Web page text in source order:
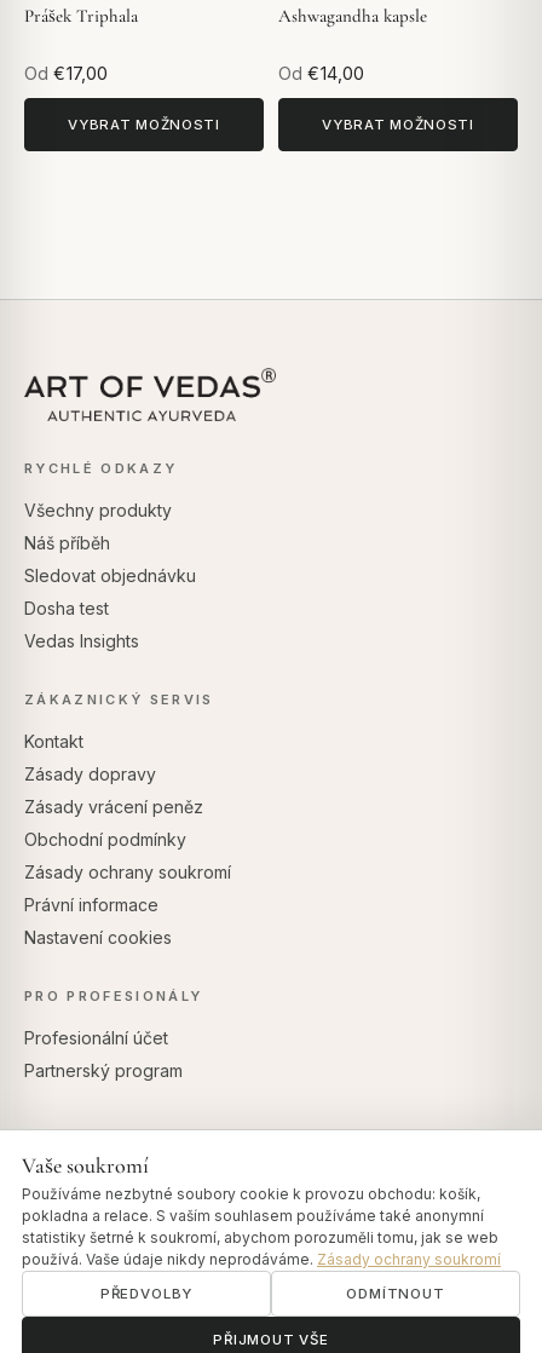
Prášek Triphala
Od €17,00
VYBRAT MOŽNOSTI
Ashwagandha kapsle
Od €14,00
VYBRAT MOŽNOSTI
RYCHLÉ ODKAZY
Všechny produkty
Náš příběh
Sledovat objednávku
Dosha test
Vedas Insights
ZÁKAZNICKÝ SERVIS
Kontakt
Zásady dopravy
Zásady vrácení peněz
Obchodní podmínky
Zásady ochrany soukromí
Právní informace
Nastavení cookies
PRO PROFESIONÁLY
Profesionální účet
Partnerský program
ॐ
Vaše soukromí
Používáme nezbytné soubory cookie k provozu obchodu: košík,
pokladna a relace. S vaším souhlasem používáme také anonymní
statistiky šetrné k soukromí, abychom porozuměli tomu, jak se web
používá. Vaše údaje nikdy neprodáváme. Zásady ochrany soukromí
PŘEDVOLBY ODMÍTNOUT
PŘIJMOUT VŠE